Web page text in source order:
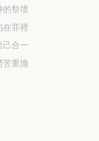
的祭壇
在罪裡
己合一
苦重擔